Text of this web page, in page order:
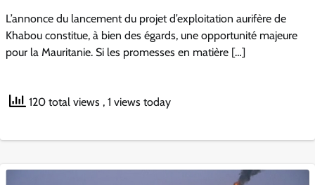
L’annonce du lancement du projet d’exploitation aurifère de
Khabou constitue, à bien des égards, une opportunité majeure
pour la Mauritanie. Si les promesses en matière […]
120 total views , 1 views today